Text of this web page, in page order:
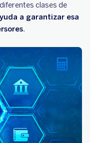
clases de
a garantizar esa
.